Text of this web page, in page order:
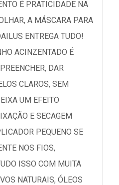
É PRATICIDADE NA
A MÁSCARA PARA
ENTREGA TUDO!
ACINZENTADO É
DAR
CLAROS, SEM
UM EFEITO
E SECAGEM
PEQUENO SE
NOS FIOS,
ISSO COM MUITA
NATURAIS, ÓLEOS